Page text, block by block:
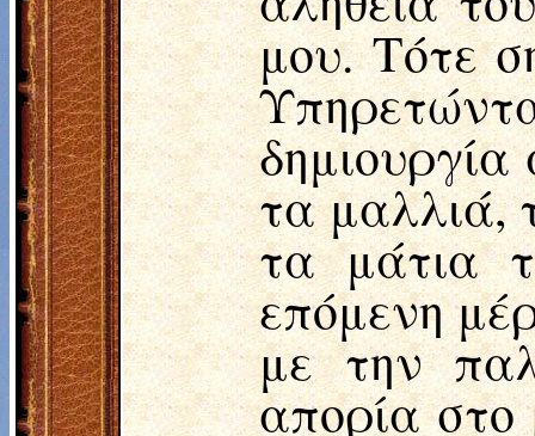
μου. Τότε
τα μαλλιά,
τα μάτια
επόμενη
με την
απορία